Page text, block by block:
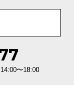
〜18:00